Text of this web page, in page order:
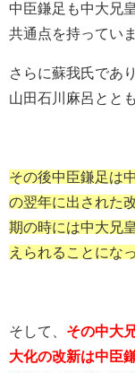
中臣鎌足も中大兄
共通点を持ってい
さらに蘇我氏であ
山田石川麻呂とと
その後中臣鎌足は
の翌年に出された
期の時には中大兄
えられることにな
そして、 その中大
大化の改新は中臣